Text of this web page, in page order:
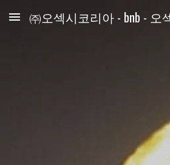
Skip to main content
㈜오섹시코리아 - bnb - 오